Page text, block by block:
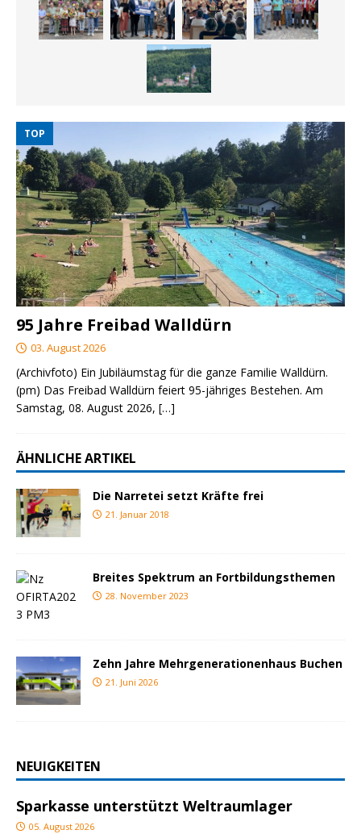
TOP
95 Jahre Freibad Walldürn
03. August 2026
(Archivfoto) Ein Jubiläumstag für die ganze Familie Walldürn.
(pm) Das Freibad Walldürn feiert 95-jähriges Bestehen. Am
Samstag, 08. August 2026, […]
ÄHNLICHE ARTIKEL
Die Narretei setzt Kräfte frei
21. Januar 2018
Breites Spektrum an Fortbildungsthemen
28. November 2023
Zehn Jahre Mehrgenerationenhaus Buchen
21. Juni 2026
NEUIGKEITEN
Sparkasse unterstützt Weltraumlager
05. August 2026